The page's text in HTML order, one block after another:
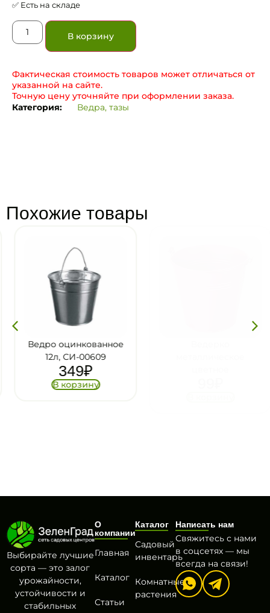
✅ Есть на складе
В корзину
Фактическая стоимость товаров может отличаться от
указанной на сайте.
Точную цену уточняйте при оформлении заказа.
Категория:
Ведра, тазы
Похожие товары
Ведро оцинкованное
12л, СИ-00609
349₽
В корзину
Выбирайте лучшие
сорта — это залог
урожайности,
устойчивости и
стабильных
О
компании
Главная
Каталог
Статьи
Каталог
Садовый
инвентарь
Комнатные
растения
Написать нам
Свяжитесь с нами
в соцсетях — мы
всегда на связи!